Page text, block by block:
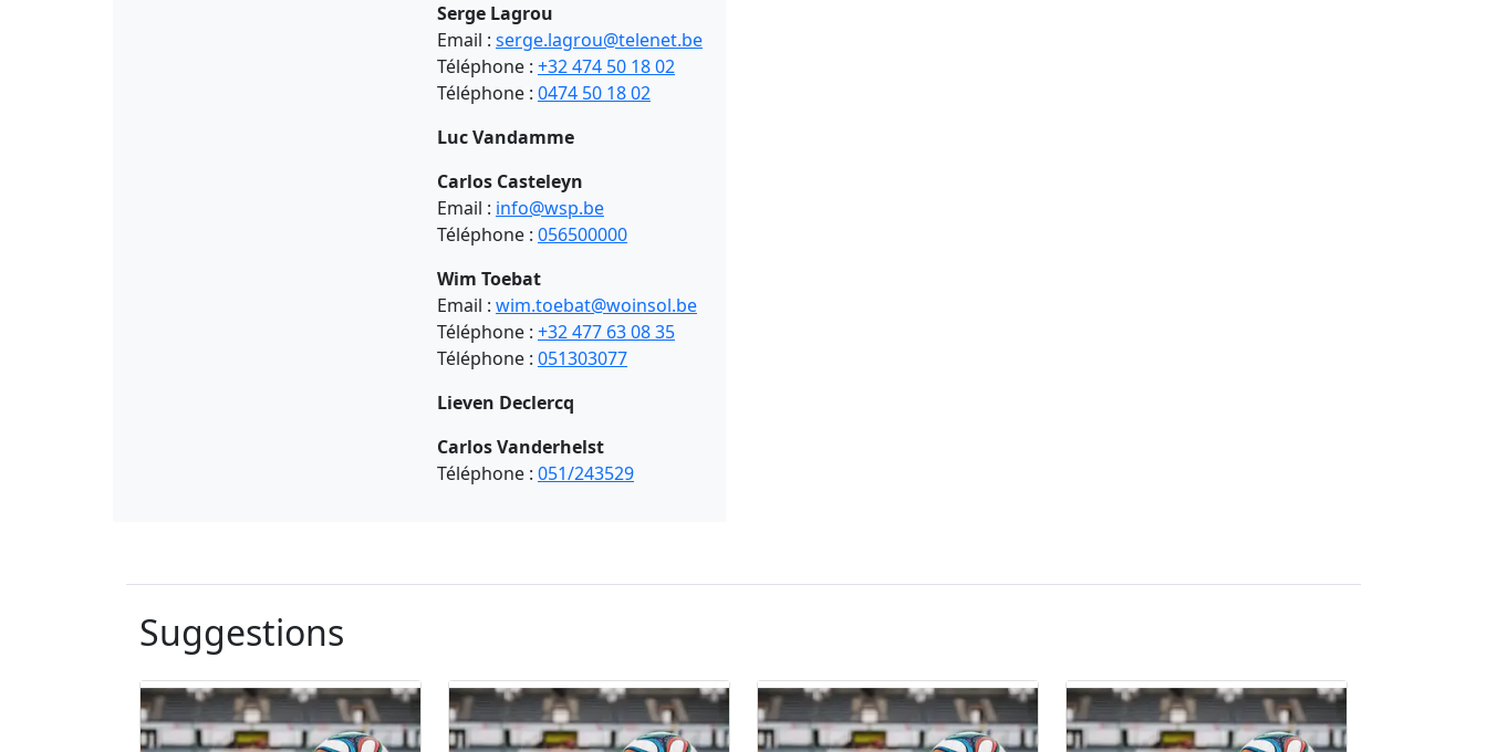
Serge Lagrou
Email : serge.lagrou@telenet.be
Téléphone : +32 474 50 18 02
Téléphone : 0474 50 18 02
Luc Vandamme
Carlos Casteleyn
Email : info@wsp.be
Téléphone : 056500000
Wim Toebat
Email : wim.toebat@woinsol.be
Téléphone : +32 477 63 08 35
Téléphone : 051303077
Lieven Declercq
Carlos Vanderhelst
Téléphone : 051/243529
Suggestions